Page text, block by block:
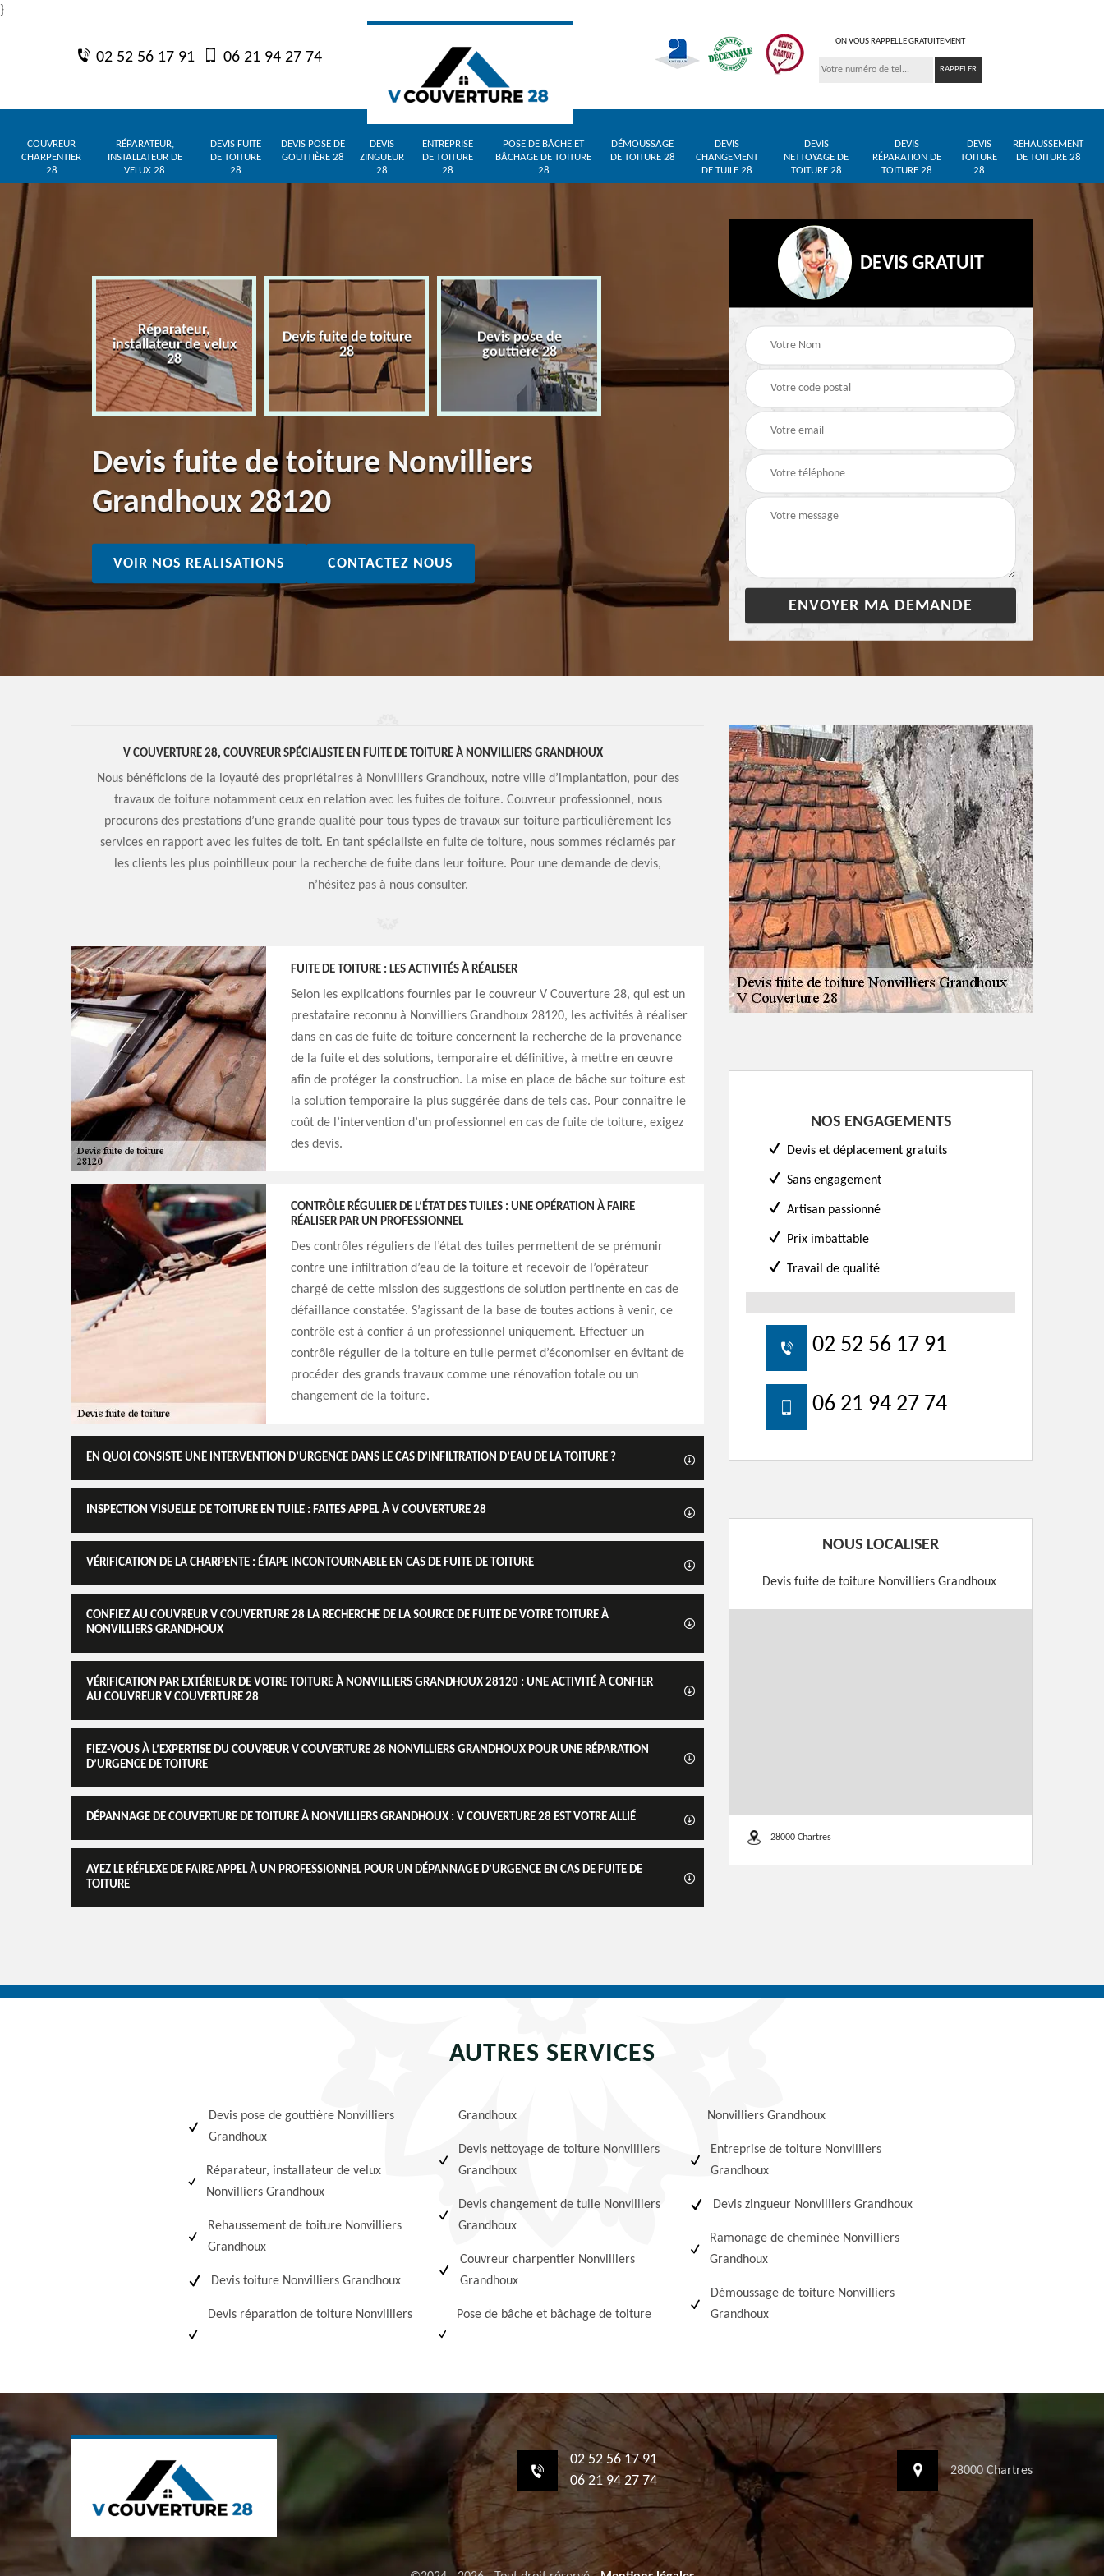
}
02 52 56 17 91 06 21 94 27 74
ON VOUS RAPPELLE GRATUITEMENT
COUVREUR
CHARPENTIER
28
RÉPARATEUR,
INSTALLATEUR DE
VELUX 28
DEVIS FUITE
DE TOITURE
28
DEVIS POSE DE
GOUTTIÈRE 28
DEVIS
ZINGUEUR
28
ENTREPRISE
DE TOITURE
28
POSE DE BÂCHE ET
BÂCHAGE DE TOITURE
28
DÉMOUSSAGE
DE TOITURE 28
DEVIS
CHANGEMENT
DE TUILE 28
DEVIS
NETTOYAGE DE
TOITURE 28
DEVIS
RÉPARATION DE
TOITURE 28
DEVIS
TOITURE
28
REHAUSSEMENT
DE TOITURE 28
Réparateur,
installateur de velux
28
Devis fuite de toiture
28
Devis pose de
gouttière 28
Entreprise de toiture
Pose de bâche et
bâchage de toiture 28
Devis fuite de toiture Nonvilliers
Grandhoux 28120
VOIR NOS REALISATIONS CONTACTEZ NOUS
DEVIS GRATUIT
V COUVERTURE 28, COUVREUR SPÉCIALISTE EN FUITE DE TOITURE À NONVILLIERS GRANDHOUX
Nous bénéficions de la loyauté des propriétaires à Nonvilliers Grandhoux, notre ville d’implantation, pour des
travaux de toiture notamment ceux en relation avec les fuites de toiture. Couvreur professionnel, nous
procurons des prestations d’une grande qualité pour tous types de travaux sur toiture particulièrement les
services en rapport avec les fuites de toit. En tant spécialiste en fuite de toiture, nous sommes réclamés par
les clients les plus pointilleux pour la recherche de fuite dans leur toiture. Pour une demande de devis,
n’hésitez pas à nous consulter.
FUITE DE TOITURE : LES ACTIVITÉS À RÉALISER
Selon les explications fournies par le couvreur V Couverture 28, qui est un
prestataire reconnu à Nonvilliers Grandhoux 28120, les activités à réaliser
dans en cas de fuite de toiture concernent la recherche de la provenance
de la fuite et des solutions, temporaire et définitive, à mettre en œuvre
afin de protéger la construction. La mise en place de bâche sur toiture est
la solution temporaire la plus suggérée dans de tels cas. Pour connaître le
coût de l’intervention d’un professionnel en cas de fuite de toiture, exigez
des devis.
CONTRÔLE RÉGULIER DE L’ÉTAT DES TUILES : UNE OPÉRATION À FAIRE
RÉALISER PAR UN PROFESSIONNEL
Des contrôles réguliers de l’état des tuiles permettent de se prémunir
contre une infiltration d’eau de la toiture et recevoir de l’opérateur
chargé de cette mission des suggestions de solution pertinente en cas de
défaillance constatée. S’agissant de la base de toutes actions à venir, ce
contrôle est à confier à un professionnel uniquement. Effectuer un
contrôle régulier de la toiture en tuile permet d’économiser en évitant de
procéder des grands travaux comme une rénovation totale ou un
changement de la toiture.
EN QUOI CONSISTE UNE INTERVENTION D’URGENCE DANS LE CAS D’INFILTRATION D’EAU DE LA TOITURE ?
INSPECTION VISUELLE DE TOITURE EN TUILE : FAITES APPEL À V COUVERTURE 28
VÉRIFICATION DE LA CHARPENTE : ÉTAPE INCONTOURNABLE EN CAS DE FUITE DE TOITURE
CONFIEZ AU COUVREUR V COUVERTURE 28 LA RECHERCHE DE LA SOURCE DE FUITE DE VOTRE TOITURE À
NONVILLIERS GRANDHOUX
VÉRIFICATION PAR EXTÉRIEUR DE VOTRE TOITURE À NONVILLIERS GRANDHOUX 28120 : UNE ACTIVITÉ À CONFIER
AU COUVREUR V COUVERTURE 28
FIEZ-VOUS À L’EXPERTISE DU COUVREUR V COUVERTURE 28 NONVILLIERS GRANDHOUX POUR UNE RÉPARATION
D’URGENCE DE TOITURE
DÉPANNAGE DE COUVERTURE DE TOITURE À NONVILLIERS GRANDHOUX : V COUVERTURE 28 EST VOTRE ALLIÉ
AYEZ LE RÉFLEXE DE FAIRE APPEL À UN PROFESSIONNEL POUR UN DÉPANNAGE D’URGENCE EN CAS DE FUITE DE
TOITURE
NOS ENGAGEMENTS
Devis et déplacement gratuits
Sans engagement
Artisan passionné
Prix imbattable
Travail de qualité
02 52 56 17 91
06 21 94 27 74
NOUS LOCALISER
Devis fuite de toiture Nonvilliers Grandhoux
28000 Chartres
AUTRES SERVICES
Devis pose de gouttière Nonvilliers
Grandhoux
Réparateur, installateur de velux
Nonvilliers Grandhoux
Rehaussement de toiture Nonvilliers
Grandhoux
Devis toiture Nonvilliers Grandhoux
Devis réparation de toiture Nonvilliers
Grandhoux
Devis nettoyage de toiture Nonvilliers
Grandhoux
Devis changement de tuile Nonvilliers
Grandhoux
Couvreur charpentier Nonvilliers
Grandhoux
Pose de bâche et bâchage de toiture
Nonvilliers Grandhoux
Entreprise de toiture Nonvilliers
Grandhoux
Devis zingueur Nonvilliers Grandhoux
Ramonage de cheminée Nonvilliers
Grandhoux
Démoussage de toiture Nonvilliers
Grandhoux
02 52 56 17 91
06 21 94 27 74
28000 Chartres